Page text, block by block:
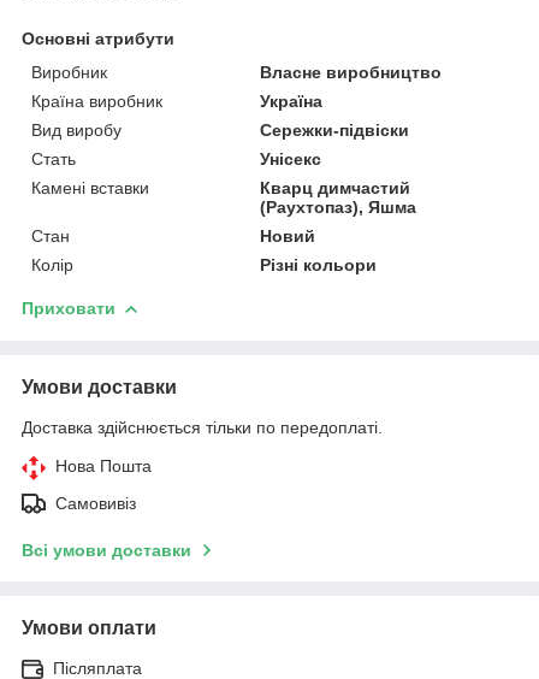
Основні атрибути
Виробник
Власне виробництво
Країна виробник
Україна
Вид виробу
Сережки-підвіски
Стать
Унісекс
Камені вставки
Кварц димчастий
(Раухтопаз), Яшма
Стан
Новий
Колір
Різні кольори
Приховати
Умови доставки
Доставка здійснюється тільки по передоплаті.
Нова Пошта
Самовивіз
Всі умови доставки
Умови оплати
Післяплата